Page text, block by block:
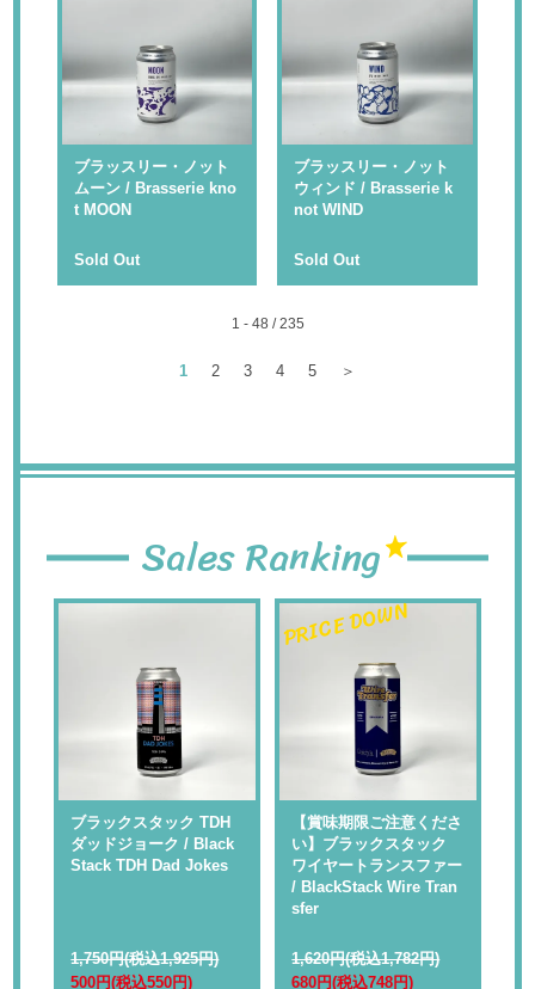
ブラッスリー・ノット
ムーン / Brasserie kno
t MOON
Sold Out
ブラッスリー・ノット
ウィンド / Brasserie k
not WIND
Sold Out
1 - 48 / 235
1 2 3 4 5 ＞
Sales Ranking
ブラックスタック TDH
ダッドジョーク / Black
Stack TDH Dad Jokes
1,750円(税込1,925円)
500円(税込550円)
PRICE DOWN
【賞味期限ご注意くださ
い】ブラックスタック
ワイヤートランスファー
/ BlackStack Wire Tran
sfer
1,620円(税込1,782円)
680円(税込748円)